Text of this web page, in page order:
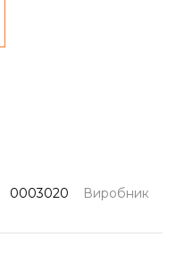
0003020
Виробник